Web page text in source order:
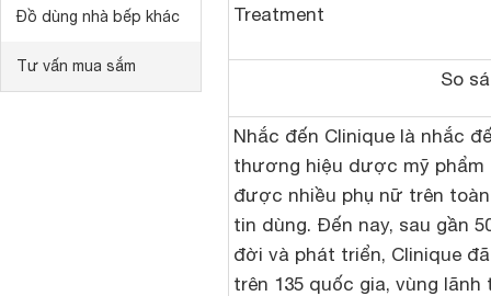
Đồ dùng nhà bếp khác
Tư vấn mua sắm
Treatment
So
Nhắc đến Clinique là nhắc
thương hiệu dược mỹ phẩm
được nhiều phụ nữ trên
tin dùng. Đến nay, sau gần
đời và phát triển, Clinique
trên 135 quốc gia, vùng lãnh